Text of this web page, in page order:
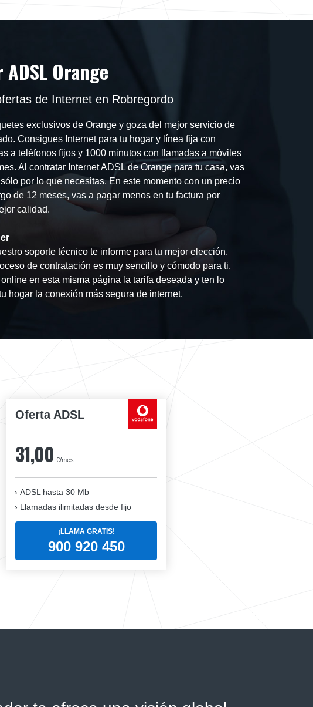
Orange
de Internet en Robregordo
exclusivos de Orange y goza del mejor servicio de
Consigues Internet para tu hogar y línea fija con
a teléfonos fijos y 1000 minutos con llamadas a móviles
Al contratar Internet ADSL de Orange para tu casa, vas
por lo que necesitas. En este momento con un precio
de 12 meses, vas a pagar menos en tu factura por
calidad.
soporte técnico te informe para tu mejor elección.
de contratación es muy sencillo y cómodo para ti.
en esta misma página la tarifa deseada y ten lo
hogar la conexión más segura de internet.
Oferta ADSL
31,00 €/mes
ADSL hasta 30 Mb
Llamadas ilimitadas desde fijo
¡LLAMA GRATIS!
900 920 450